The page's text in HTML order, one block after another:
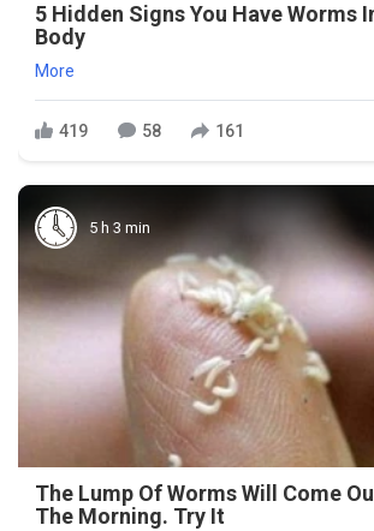
5 Hidden Signs You Have Worms
Body
More
419 58 161
5 h 3 min
The Lump Of Worms Will Come
The Morning. Try It